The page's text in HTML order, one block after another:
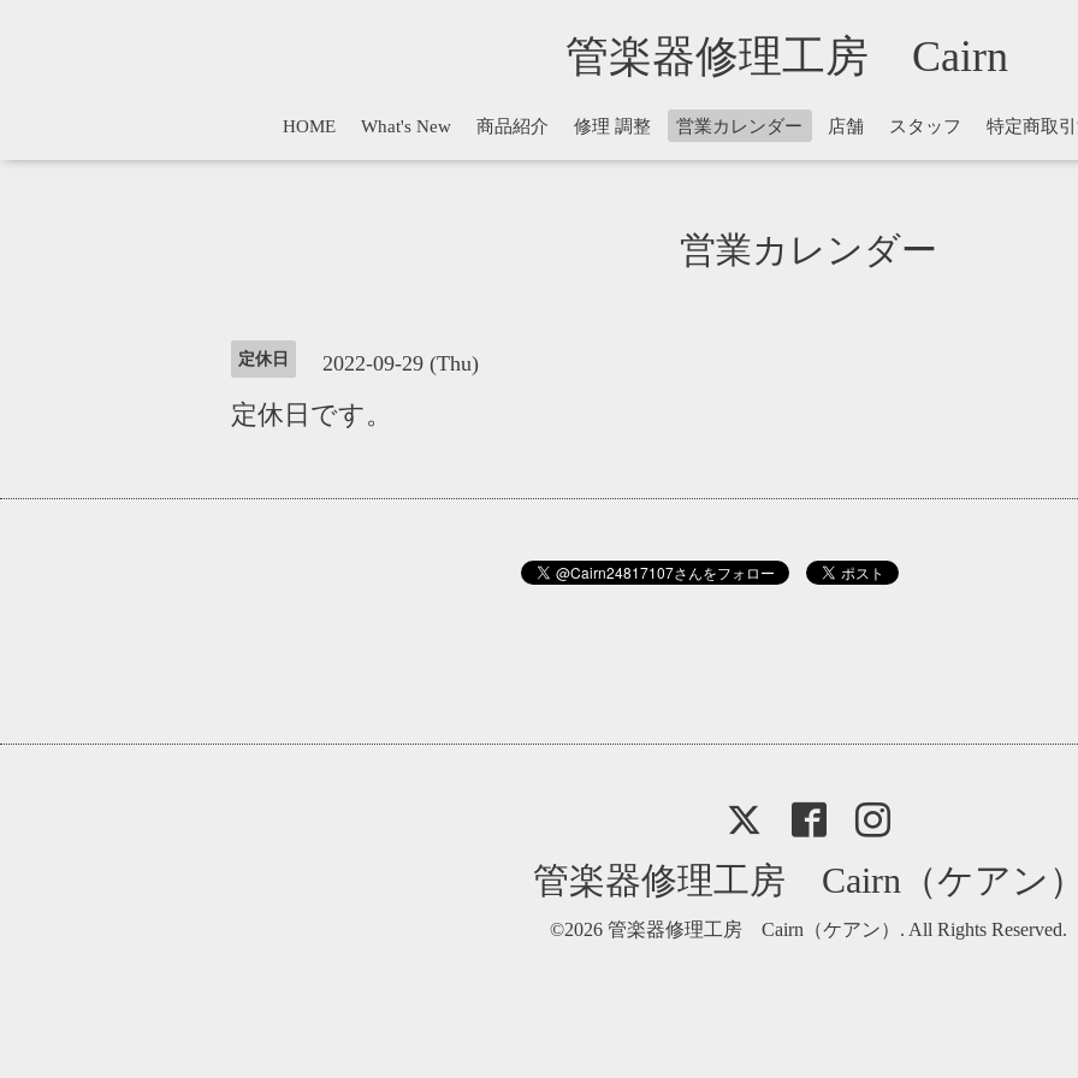
管楽器修理工房 Cairn
HOME What's New 商品紹介 修理 調整 営業カレンダー 店舗 スタッフ 特定商取
営業カレンダー
定休日 2022-09-29 (Thu)
定休日です。
管楽器修理工房 Cairn（ケアン
©2026 管楽器修理工房 Cairn（ケアン） . All Rights Reserved.